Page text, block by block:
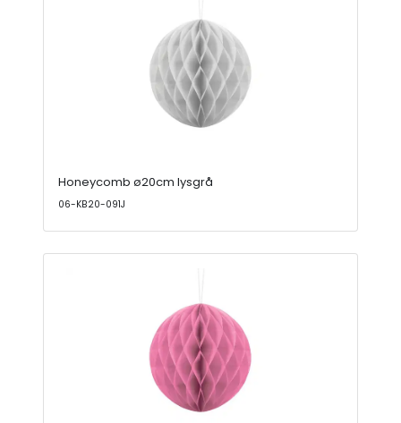
Honeycomb ø20cm lysgrå
06-KB20-091J